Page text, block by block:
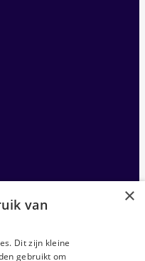
×
van
Dit zijn kleine
gebruikt om